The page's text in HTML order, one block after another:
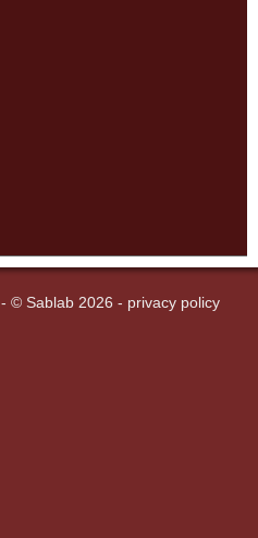
- © Sablab 2026 - privacy policy